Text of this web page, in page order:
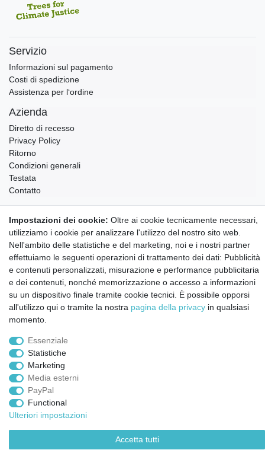
Servizio
Informazioni sul pagamento
Costi di spedizione
Assistenza per l‘ordine
Azienda
Diretto di recesso
Privacy Policy
Ritorno
Condizioni generali
Testata
Contatto
Notizie sui materiali Montessori e sull'educazione
Montessori.
Informazioni settimanali gratuite
Confermo di aver preso visione della: policy
. Il mio accordo può essere revocato
in qualsiasi momento.
Impostazioni dei cookie: Oltre ai cookie tecnicamente necessari,
utilizziamo i cookie per analizzare l'utilizzo del nostro sito web.
Nell'ambito delle statistiche e del marketing, noi e i nostri partner
effettuiamo le seguenti operazioni di trattamento dei dati: Pubblicità
e contenuti personalizzati, misurazione e performance pubblicitaria
e dei contenuti, nonché memorizzazione o accesso a informazioni
su un dispositivo finale tramite cookie tecnici. È possibile opporsi
all'utilizzo qui o tramite la nostra pagina della privacy in qualsiasi
momento.
Essenziale
Statistiche
Marketing
Media esterni
PayPal
Functional
Ulteriori impostazioni
Accetta tutti